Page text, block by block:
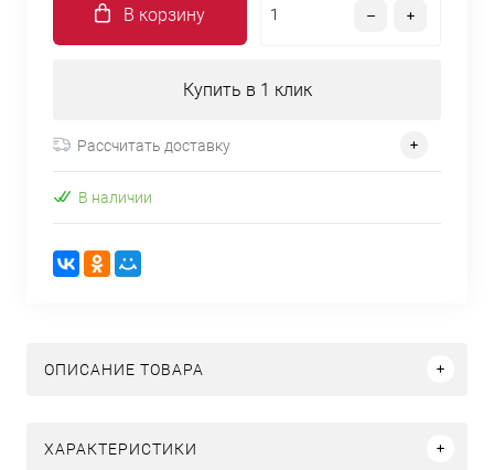
В корзину
Купить в 1 клик
Рассчитать доставку
В наличии
ОПИСАНИЕ ТОВАРА
ХАРАКТЕРИСТИКИ